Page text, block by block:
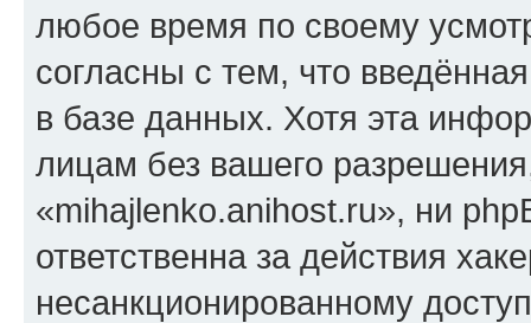
любое время по своему
согласны с тем, что
в базе данных. Хотя эта
лицам без вашего
«mihajlenko.anihost.ru», ни
ответственна за действия
несанкционированному